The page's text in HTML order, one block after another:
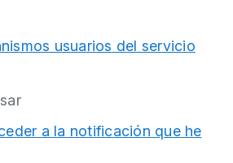
usuarios del servicio
a la notificación que he